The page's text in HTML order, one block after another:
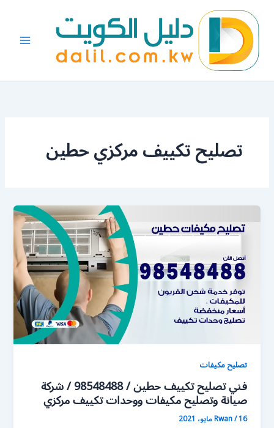
المحتوى
تصليح تكييف مركزي حطين
تصليح مكيفات
فني تصليح تكييف حطين / 98548488 / شركة
صيانة وتصليح مكيفات ووحدات تكييف مركزي
Rwan/16 مايو، 2021